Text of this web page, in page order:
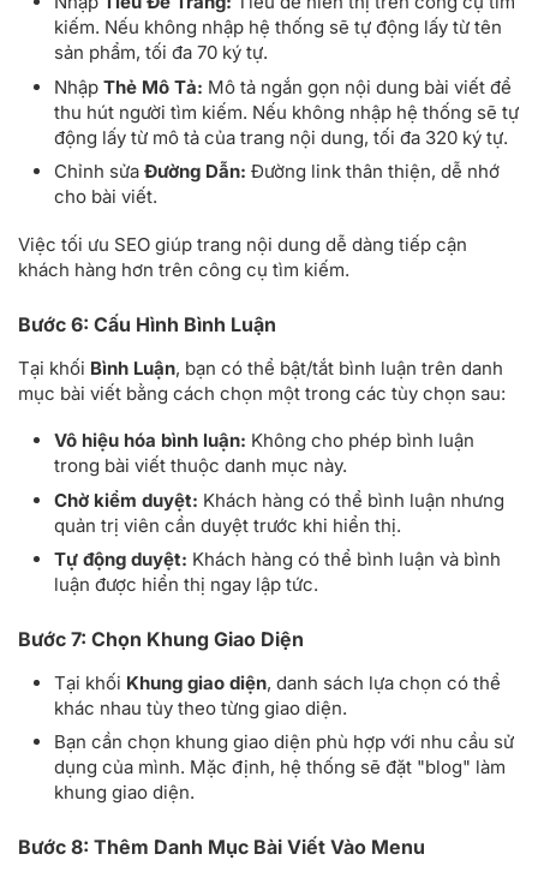
kiếm. Nếu không nhập hệ thống sẽ tự động lấy từ tên
sản phẩm, tối đa 70 ký tự.
Nhập Thẻ Mô Tả: Mô tả ngắn gọn nội dung bài viết để
thu hút người tìm kiếm. Nếu không nhập hệ thống sẽ tự
động lấy từ mô tả của trang nội dung, tối đa 320 ký tự.
Chỉnh sửa Đường Dẫn: Đường link thân thiện, dễ nhớ
cho bài viết.
Việc tối ưu SEO giúp trang nội dung dễ dàng tiếp cận
khách hàng hơn trên công cụ tìm kiếm.
Bước 6: Cấu Hình Bình Luận
Tại khối Bình Luận, bạn có thể bật/tắt bình luận trên danh
mục bài viết bằng cách chọn một trong các tùy chọn sau:
Vô hiệu hóa bình luận: Không cho phép bình luận
trong bài viết thuộc danh mục này.
Chờ kiểm duyệt: Khách hàng có thể bình luận nhưng
quản trị viên cần duyệt trước khi hiển thị.
Tự động duyệt: Khách hàng có thể bình luận và bình
luận được hiển thị ngay lập tức.
Bước 7: Chọn Khung Giao Diện
Tại khối Khung giao diện, danh sách lựa chọn có thể
khác nhau tùy theo từng giao diện.
Bạn cần chọn khung giao diện phù hợp với nhu cầu sử
dụng của mình. Mặc định, hệ thống sẽ đặt "blog" làm
khung giao diện.
Bước 8: Thêm Danh Mục Bài Viết Vào Menu